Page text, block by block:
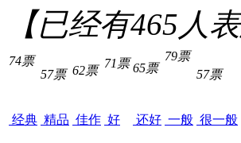
【已经有465人
74票
经典
57票
精品
62票
佳作
71票
好
65票
还好
79票
一般
57票
很一般